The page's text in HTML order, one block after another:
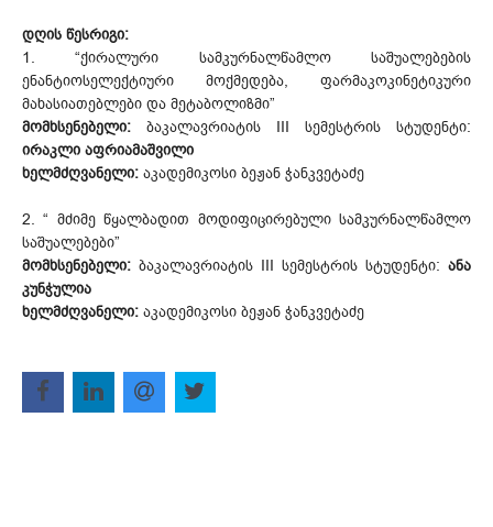
დღის წესრიგი:
1. “ქირალური სამკურნალწამლო საშუალებების
ენანტიოსელექტიური მოქმედება, ფარმაკოკინეტიკური
მახასიათებლები და მეტაბოლიზმი”
მომხსენებელი: ბაკალავრიატის III სემესტრის სტუდენტი:
ირაკლი აფრიამაშვილი
ხელმძღვანელი: აკადემიკოსი ბეჟან ჭანკვეტაძე
2. “ მძიმე წყალბადით მოდიფიცირებული სამკურნალწამლო
საშუალებები”
მომხსენებელი: ბაკალავრიატის III სემესტრის სტუდენტი: ანა
კუნჭულია
ხელმძღვანელი: აკადემიკოსი ბეჟან ჭანკვეტაძე